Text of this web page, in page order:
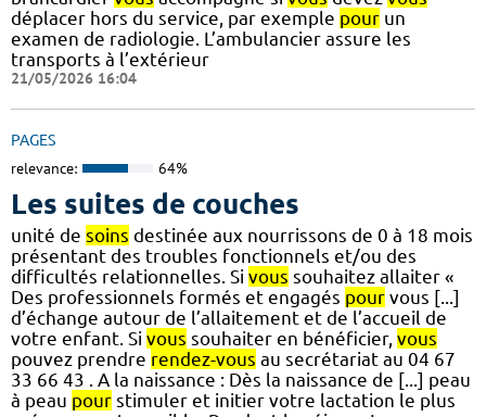
déplacer hors du service, par exemple pour un
examen de radiologie. L’ambulancier assure les
transports à l’extérieur
21/05/2026 16:04
PAGES
relevance: 64%
Les suites de couches
unité de soins destinée aux nourrissons de 0 à 18 mois
présentant des troubles fonctionnels et/ou des
difficultés relationnelles. Si vous souhaitez allaiter «
Des professionnels formés et engagés pour vous [...]
d’échange autour de l’allaitement et de l’accueil de
votre enfant. Si vous souhaiter en bénéficier, vous
pouvez prendre rendez-vous au secrétariat au 04 67
33 66 43 . A la naissance : Dès la naissance de [...] peau
à peau pour stimuler et initier votre lactation le plus